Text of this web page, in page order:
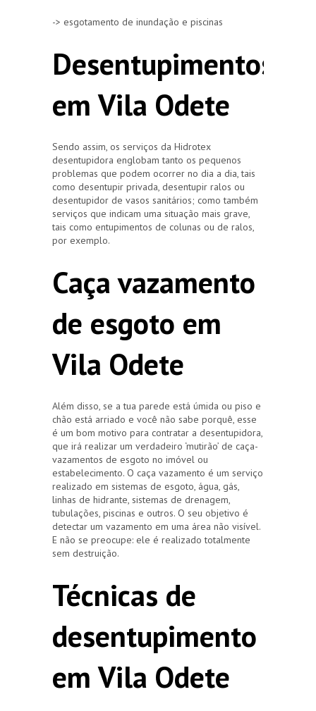
-> esgotamento de inundação e piscinas
Desentupimentos
em Vila Odete
Sendo assim, os serviços da Hidrotex
desentupidora englobam tanto os pequenos
problemas que podem ocorrer no dia a dia, tais
como desentupir privada, desentupir ralos ou
desentupidor de vasos sanitários; como também
serviços que indicam uma situação mais grave,
tais como entupimentos de colunas ou de ralos,
por exemplo.
Caça vazamento
de esgoto em
Vila Odete
Além disso, se a tua parede está úmida ou piso e
chão está arriado e você não sabe porquê, esse
é um bom motivo para contratar a desentupidora,
que irá realizar um verdadeiro ‘mutirão’ de caça-
vazamentos de esgoto no imóvel ou
estabelecimento. O caça vazamento é um serviço
realizado em sistemas de esgoto, água, gás,
linhas de hidrante, sistemas de drenagem,
tubulações, piscinas e outros. O seu objetivo é
detectar um vazamento em uma área não visível.
E não se preocupe: ele é realizado totalmente
sem destruição.
Técnicas de
desentupimento
em Vila Odete